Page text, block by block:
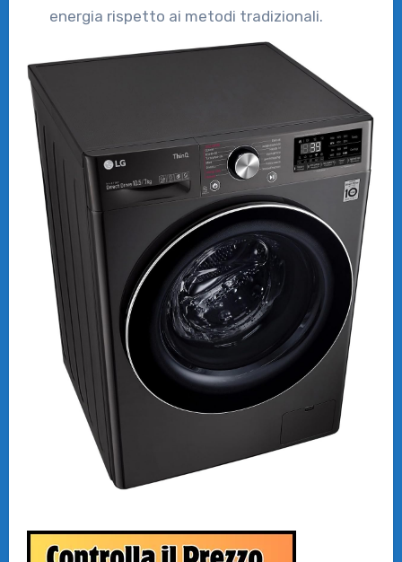
energia rispetto ai metodi tradizionali.